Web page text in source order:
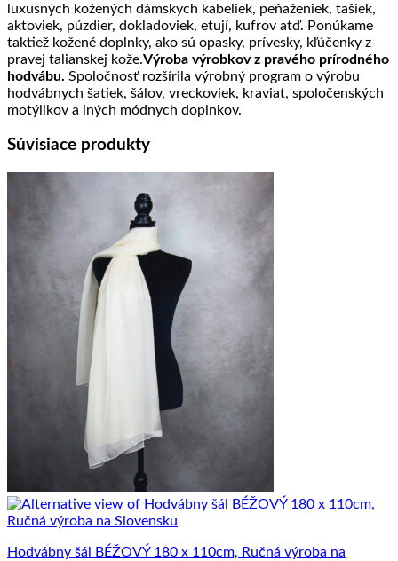
luxusných kožených dámskych kabeliek, peňaženiek, tašiek,
aktoviek, púzdier, dokladoviek, etují, kufrov atď. Ponúkame
taktiež kožené doplnky, ako sú opasky, prívesky, kľúčenky z
pravej talianskej kože.Výroba výrobkov z pravého prírodného
hodvábu. Spoločnosť rozšírila výrobný program o výrobu
hodvábnych šatiek, šálov, vreckoviek, kraviat, spoločenských
motýlikov a iných módnych doplnkov.
Súvisiace produkty
Hodvábny šál BÉŽOVÝ 180 x 110cm, Ručná výroba na